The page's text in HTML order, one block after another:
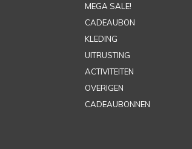
MEGA SALE!
CADEAUBON
KLEDING
UITRUSTING
ACTIVITEITEN
OVERIGEN
CADEAUBONNEN